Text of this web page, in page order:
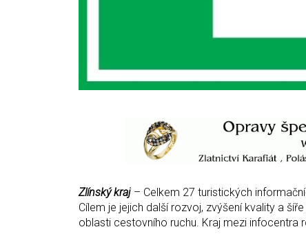
Zlínský kraj – Celkem 27 turistických
Cílem je jejich další rozvoj, zvýšení kvality a
oblasti cestovního ruchu. Kraj mezi infocentra